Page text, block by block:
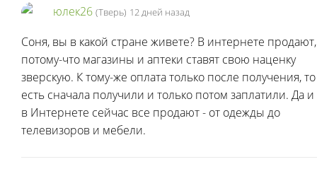
юлек26 (Тверь) 12 дней назад
Соня, вы в какой стране живете? В интернете продают,
потому-что магазины и аптеки ставят свою наценку
зверскую. К тому-же оплата только после получения, то
есть сначала получили и только потом заплатили. Да и
в Интернете сейчас все продают - от одежды до
телевизоров и мебели.